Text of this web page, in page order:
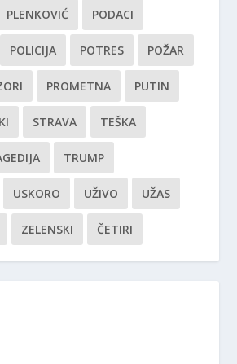
PLENKOVIĆ PODACI
POLICIJA POTRES POŽAR
PROMETNA PUTIN
STRAVA TEŠKA
TRUMP
USKORO UŽIVO UŽAS
ZELENSKI ČETIRI